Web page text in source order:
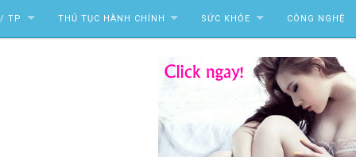
TP THỦ TỤC HÀNH CHÍNH SỨC KHỎE CÔNG NGHỆ